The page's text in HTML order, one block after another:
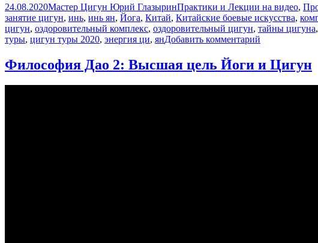
Опубликовано
24.08.2020Автор
Мастер Цигун Юрий ГлазыринРубрики
Практики и Лекции на видео,
занятие цигун, инь, инь ян, Йога, Китай, Китайские боевые искусства,
цигун, оздоровительный комплекс, оздоровительный цигун, тайны цигуна,
туры, цигун туры 2020, энергия ци, янДобавить комментарий
Тайны
комплексов
Философия Дао 2: Высшая цель Йоги и Цигун